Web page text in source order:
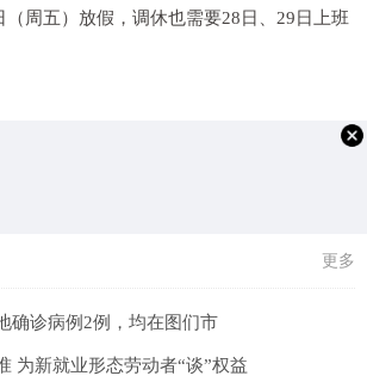
（周五）放假，调休也需要28日、29日上班
更多
确诊病例2例，均在图们市
为新就业形态劳动者“谈”权益